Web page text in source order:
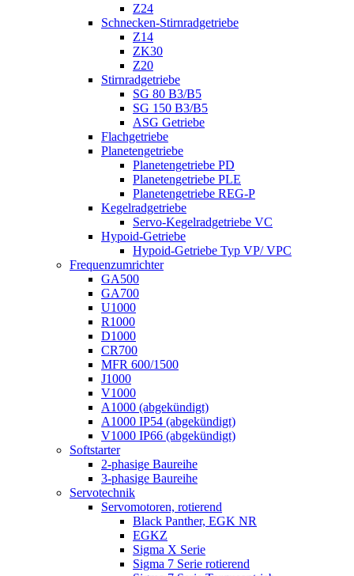
Z24
Schnecken-Stirnradgetriebe
Z14
ZK30
Z20
Stirnradgetriebe
SG 80 B3/B5
SG 150 B3/B5
ASG Getriebe
Flachgetriebe
Planetengetriebe
Planetengetriebe PD
Planetengetriebe PLE
Planetengetriebe REG-P
Kegelradgetriebe
Servo-Kegelradgetriebe VC
Hypoid-Getriebe
Hypoid-Getriebe Typ VP/ VPC
Frequenzumrichter
GA500
GA700
U1000
R1000
D1000
CR700
MFR 600/1500
J1000
V1000
A1000 (abgekündigt)
A1000 IP54 (abgekündigt)
V1000 IP66 (abgekündigt)
Softstarter
2-phasige Baureihe
3-phasige Baureihe
Servotechnik
Servomotoren, rotierend
Black Panther, EGK NR
EGKZ
Sigma X Serie
Sigma 7 Serie rotierend